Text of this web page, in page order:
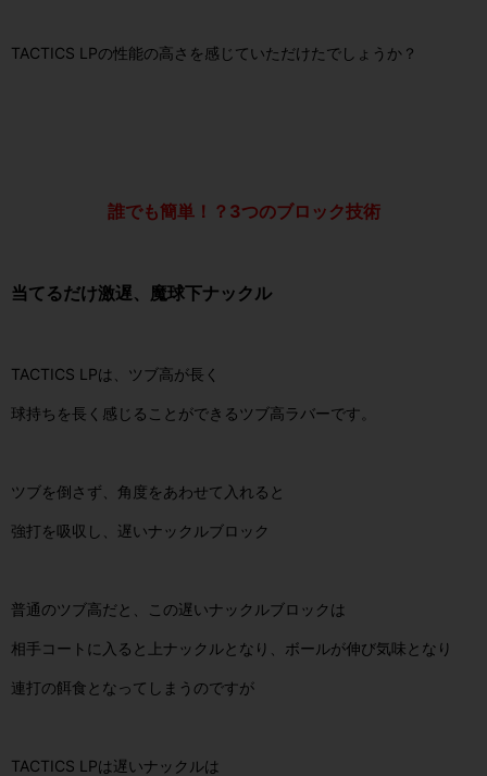
TACTICS LPの性能の高さを感じていただけたでしょうか？
誰でも簡単！？3つのブロック技術
当てるだけ激遅、魔球下ナックル
TACTICS LPは、ツブ高が長く
球持ちを長く感じることができるツブ高ラバーです。
ツブを倒さず、角度をあわせて入れると
強打を吸収し、遅いナックルブロック
普通のツブ高だと、この遅いナックルブロックは
相手コートに入ると上ナックルとなり、ボールが伸び気味となり
連打の餌食となってしまうのですが
TACTICS LPは遅いナックルは